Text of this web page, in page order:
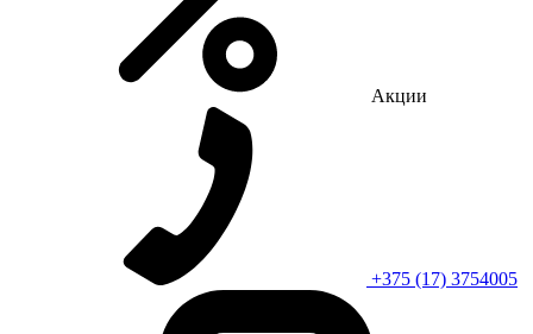
Акции
+375 (17) 3754005